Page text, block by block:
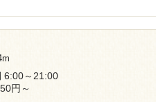
6:00～21:00
円～